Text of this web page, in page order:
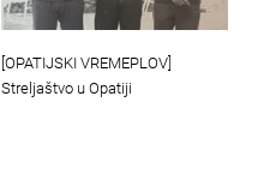
[OPATIJSKI VREMEPLOV]
Streljaštvo u Opatiji